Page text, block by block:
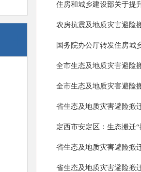
住房和城乡建设部关于提
农房抗震及地质灾害避险
国务院办公厅转发住房城
全市生态及地质灾害避险
全市生态及地质灾害避险
省生态及地质灾害避险搬
定西市安定区：生态搬迁
省生态及地质灾害避险搬
省生态及地质灾害避险搬